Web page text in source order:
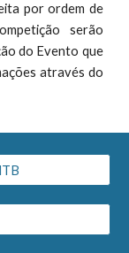
por ordem de
serão
do Evento que
através do